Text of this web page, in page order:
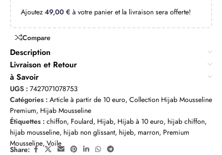
Ajoutez 49,00 € à votre panier et la livraison sera offerte!
Compare
Description
Livraison et Retour
à Savoir
UGS : 7427071078753
Catégories : Article à partir de 10 euro, Collection Hijab Mousseline
Premium, Hijab Mousseline
Étiquettes : chiffon, Foulard, Hijab, Hijab à 10 euro, hijab chiffon,
hijab mousseline, hijab non glissant, hijeb, marron, Premium
Mousseline, Voile
Share: